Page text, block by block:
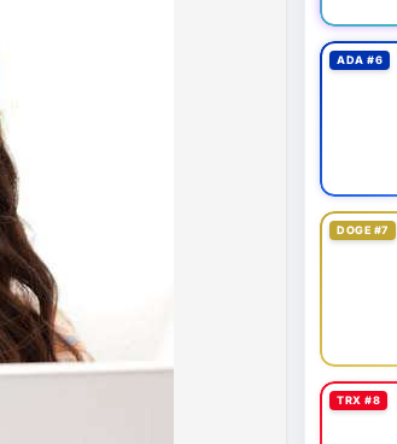
từ 1/1/2027, yêu cầu tạm dừng
nhà cung cấp nước ngoài
2 block rồi dừng do thiếu
lũy với tâm lý sợ hãi chiếm
và chờ đợi tín hiệu rõ ràng hơn
khi gia tăng vị thế.
ADA #6
DOGE #7
TRX #8